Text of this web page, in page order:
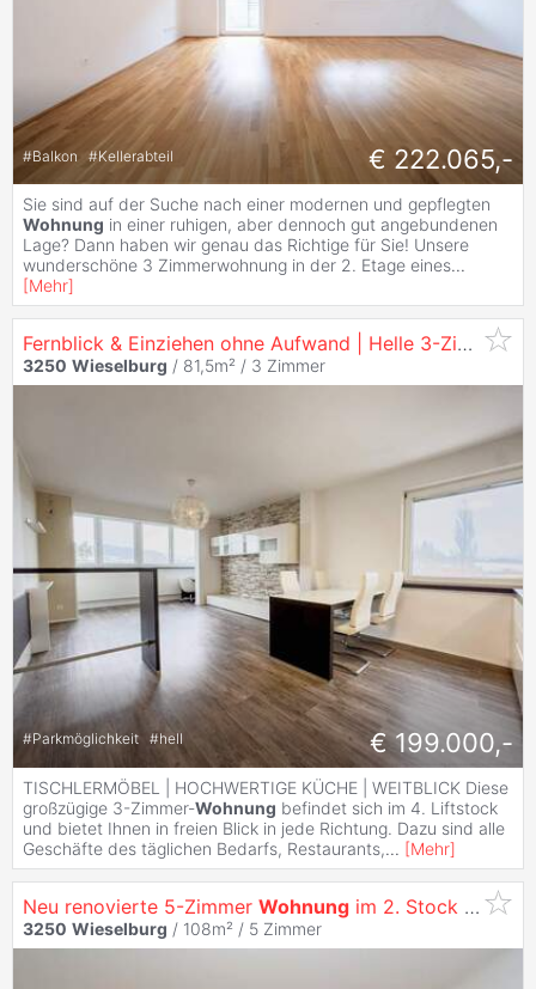
#Balkon #Kellerabteil € 222.065,-
Sie sind auf der Suche nach einer modernen und gepflegten
Wohnung in einer ruhigen, aber dennoch gut angebundenen
Lage? Dann haben wir genau das Richtige für Sie! Unsere
wunderschöne 3 Zimmerwohnung in der 2. Etage eines...
[Mehr]
Fernblick & Einziehen ohne Aufwand | Helle 3-Zimmer-
3250 Wieselburg / 81,5m² / 3 Zimmer
#Parkmöglichkeit #hell € 199.000,-
TISCHLERMÖBEL | HOCHWERTIGE KÜCHE | WEITBLICK Diese
großzügige 3-Zimmer-Wohnung befindet sich im 4. Liftstock
und bietet Ihnen in freien Blick in jede Richtung. Dazu sind alle
Geschäfte des täglichen Bedarfs, Restaurants,... [Mehr]
Neu renovierte 5-Zimmer Wohnung im 2. Stock im Zentrum von
3250 Wieselburg / 108m² / 5 Zimmer